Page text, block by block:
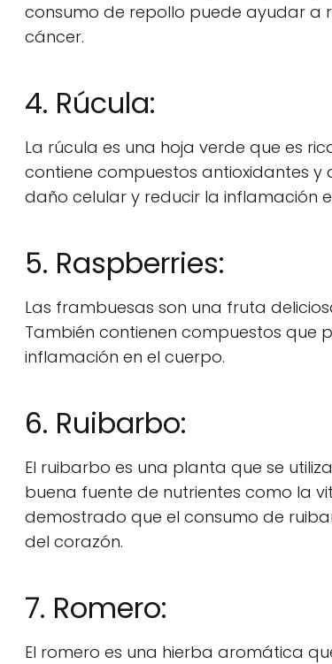
consumo de repollo puede ayudar a
cáncer.
4. Rúcula:
La rúcula es una hoja verde que es
contiene compuestos antioxidantes
daño celular y reducir la inflamación
5. Raspberries:
Las frambuesas son una fruta
También contienen compuestos
inflamación en el cuerpo.
6. Ruibarbo:
El ruibarbo es una planta que se
buena fuente de nutrientes como la
demostrado que el consumo de
del corazón.
7. Romero:
El romero es una hierba aromática